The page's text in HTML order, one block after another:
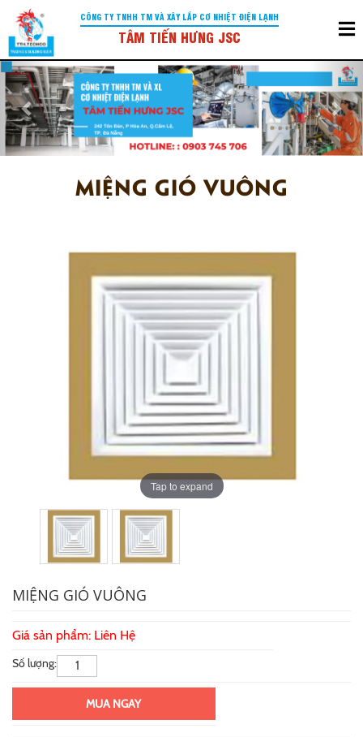
CÔNG TY TNHH TM VÀ XÂY LẮP CƠ NHIỆT ĐIỆN LẠNH
TÂM TIẾN HƯNG JSC
Previous
MIỆNG GIÓ VUÔNG
Tap to expand
Tap to expand
MIỆNG GIÓ VUÔNG
Giá sản phẩm: Liên Hệ
Số lượng:
MUA NGAY